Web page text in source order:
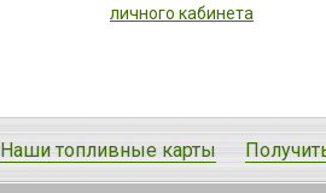
личного кабинета
Наши топливные карты